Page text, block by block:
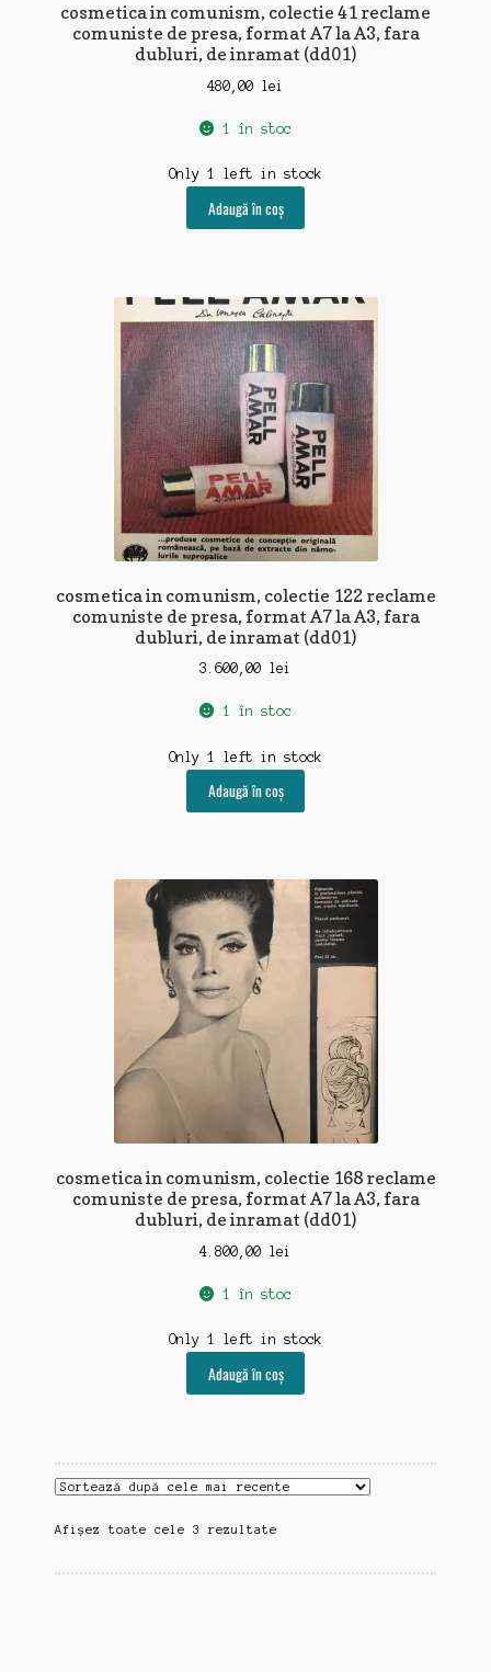
cosmetica in comunism, colectie 41 reclame
comuniste de presa, format A7 la A3, fara
dubluri, de inramat (dd01)
480,00 lei
1 în stoc
Only 1 left in stock
Adaugă în coș
cosmetica in comunism, colectie 122 reclame
comuniste de presa, format A7 la A3, fara
dubluri, de inramat (dd01)
3.600,00 lei
1 în stoc
Only 1 left in stock
Adaugă în coș
cosmetica in comunism, colectie 168 reclame
comuniste de presa, format A7 la A3, fara
dubluri, de inramat (dd01)
4.800,00 lei
1 în stoc
Only 1 left in stock
Adaugă în coș
Afișez toate cele 3 rezultateSortat
cele